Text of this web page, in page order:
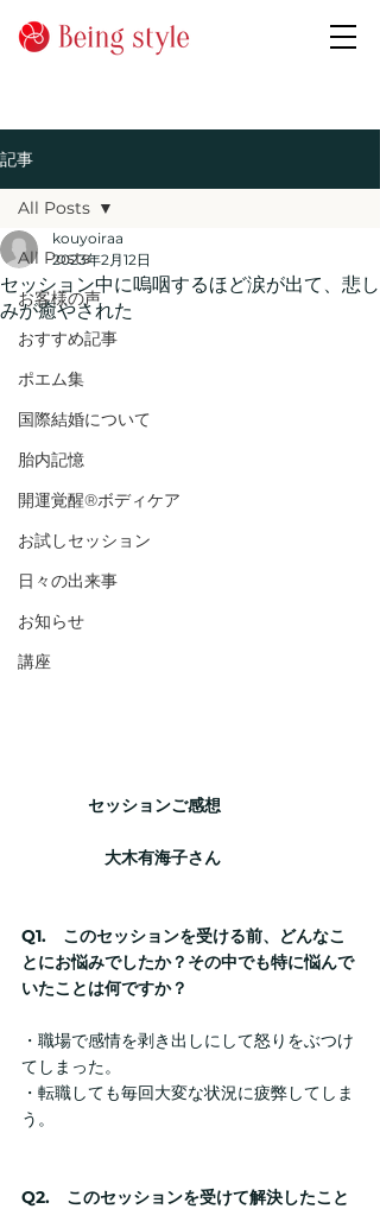
記事
All Posts
お客様の声
おすすめ記事
ポエム集
国際結婚について
胎内記憶
開運覚醒®ボディケア
お試しセッション
日々の出来事
お知らせ
講座
All Posts
セッション中に嗚咽するほど涙が出て、悲し
みが癒やされた
kouyoiraa
2023年2月12日
セッションご感想
大木有海子さん
Q1.　このセッションを受ける前、どんなこ
とにお悩みでしたか？その中でも特に悩んで
いたことは何ですか？
・職場で感情を剥き出しにして怒りをぶつけ
てしまった。
・転職しても毎回大変な状況に疲弊してしま
う。
Q2.　このセッションを受けて解決したこと